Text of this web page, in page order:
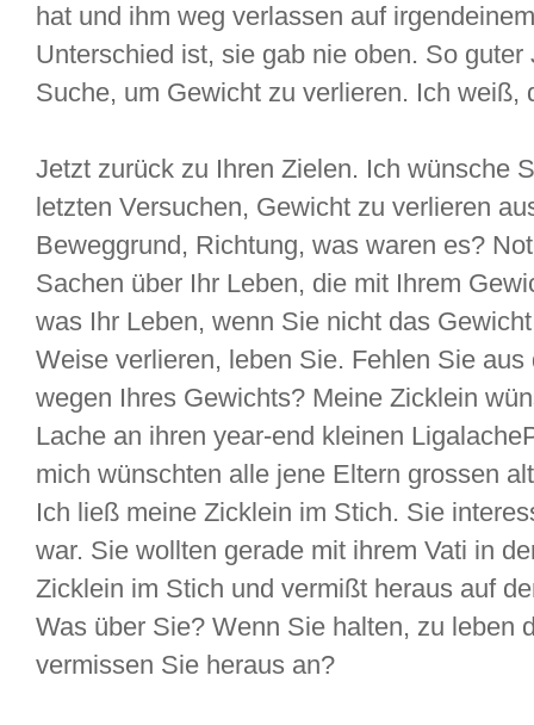
hat und ihm weg verlassen auf
Unterschied ist, sie gab nie oben. So
Suche, um Gewicht zu verlieren. Ich weiß,
Jetzt zurück zu Ihren Zielen. Ich wünsche
letzten Versuchen, Gewicht zu verlieren
Beweggrund, Richtung, was waren es?
Sachen über Ihr Leben, die mit Ihrem
was Ihr Leben, wenn Sie nicht das
Weise verlieren, leben Sie. Fehlen Sie
wegen Ihres Gewichts? Meine Zicklein
Lache an ihren year-end kleinen
mich wünschten alle jene Eltern grossen
Ich ließ meine Zicklein im Stich. Sie
war. Sie wollten gerade mit ihrem Vati in
Zicklein im Stich und vermißt heraus auf
Was über Sie? Wenn Sie halten, zu leben
vermissen Sie heraus an?